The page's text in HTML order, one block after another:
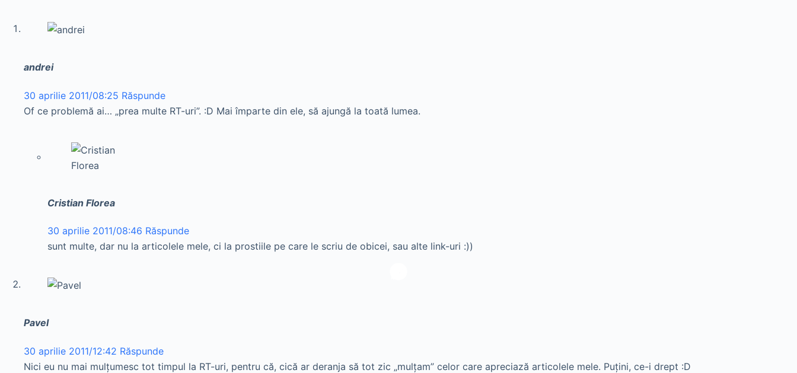
andrei
30 aprilie 2011/08:25 Răspunde
Of ce problemă ai… „prea multe RT-uri”. :D Mai împarte din ele, să ajungă la toată lumea.
Cristian Florea
30 aprilie 2011/08:46 Răspunde
sunt multe, dar nu la articolele mele, ci la prostiile pe care le scriu de obicei, sau alte link-uri :))
Pavel
30 aprilie 2011/12:42 Răspunde
Nici eu nu mai mulţumesc tot timpul la RT-uri, pentru că, cică ar deranja să tot zic „mulţam” celor care apreciază articolele mele. Puţini, ce-i drept :D